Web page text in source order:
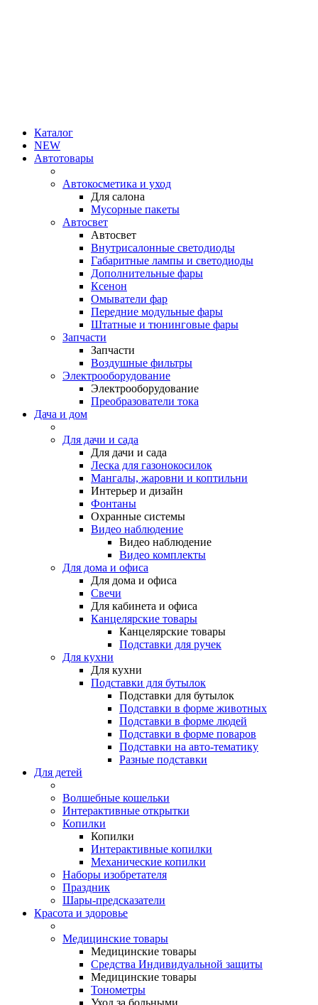
Каталог
NEW
Автотовары
Автокосметика и уход
Для салона
Мусорные пакеты
Автосвет
Автосвет
Внутрисалонные светодиоды
Габаритные лампы и светодиоды
Дополнительные фары
Ксенон
Омыватели фар
Передние модульные фары
Штатные и тюнинговые фары
Запчасти
Запчасти
Воздушные фильтры
Электрооборудование
Электрооборудование
Преобразователи тока
Дача и дом
Для дачи и сада
Для дачи и сада
Леска для газонокосилок
Мангалы, жаровни и коптильни
Интерьер и дизайн
Фонтаны
Охранные системы
Видео наблюдение
Видео наблюдение
Видео комплекты
Для дома и офиса
Для дома и офиса
Свечи
Для кабинета и офиса
Канцелярские товары
Канцелярские товары
Подставки для ручек
Для кухни
Для кухни
Подставки для бутылок
Подставки для бутылок
Подставки в форме животных
Подставки в форме людей
Подставки в форме поваров
Подставки на авто-тематику
Разные подставки
Для детей
Волшебные кошельки
Интерактивные открытки
Копилки
Копилки
Интерактивные копилки
Механические копилки
Наборы изобретателя
Праздник
Шары-предсказатели
Красота и здоровье
Медицинские товары
Медицинские товары
Средства Индивидуальной защиты
Медицинские товары
Тонометры
Уход за больными